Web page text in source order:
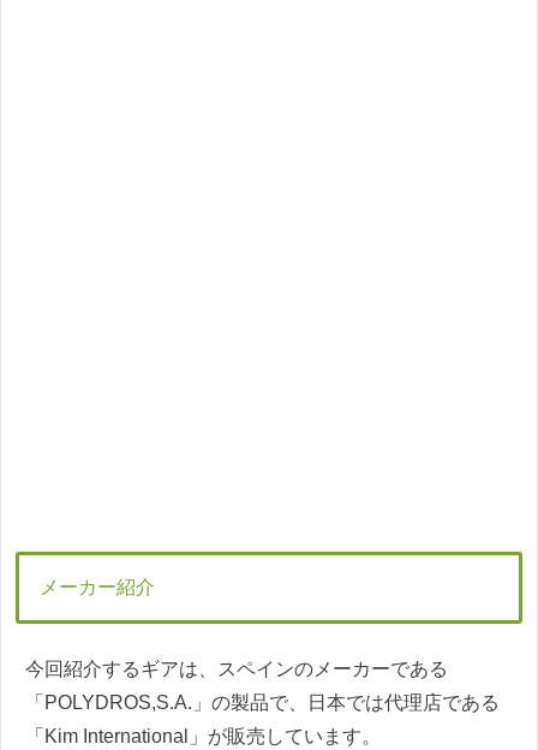
メーカー紹介
今回紹介するギアは、スペインのメーカーである
「‎POLYDROS,S.A.」の製品で、日本では代理店である
「Kim International」が販売しています。